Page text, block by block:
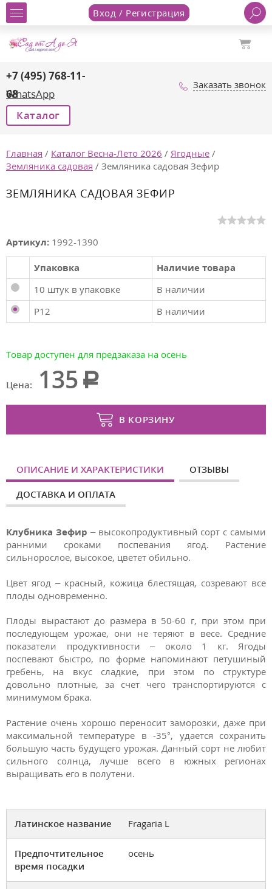
Вход / Регистрация
+7 (495) 768-11-
68
WhatsApp
Заказать звонок
Каталог
Главная / Каталог Весна-Лето 2026 / Ягодные /
Земляника садовая / Земляника садовая Зефир
ЗЕМЛЯНИКА САДОВАЯ ЗЕФИР
Артикул: 1992-1390
Упаковка
Наличие товара
10 штук в упаковке
В наличии
P12
В наличии
Товар доступен для предзаказа на осень
Цена: 135
В КОРЗИНУ
ОПИСАНИЕ И ХАРАКТЕРИСТИКИ ОТЗЫВЫ
ДОСТАВКА И ОПЛАТА
Клубника Зефир – высокопродуктивный сорт с самыми
ранними сроками поспевания ягод. Растение
сильнорослое, высокое, цветет обильно.
Цвет ягод – красный, кожица блестящая, созревают все
плоды одновременно.
Плоды вырастают до размера в 50-60 г, при этом при
последующем урожае, они не теряют в весе. Средние
показатели продуктивности – около 1 кг. Ягоды
поспевают быстро, по форме напоминают петушиный
гребень, на вкус сладкие, при этом по структуре
довольно плотные, за счет чего транспортируются с
минимумом брака.
Растение очень хорошо переносит заморозки, даже при
максимальной температуре в -35°, удается сохранить
большую часть будущего урожая. Данный сорт не любит
сильного солнца, лучше всего в южных регионах
выращивать его в полутени.
Латинское название Fragaria L
Предпочтительное
время посадки
осень